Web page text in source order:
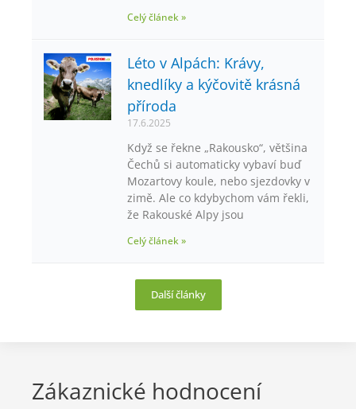
Celý článek »
Léto v Alpách: Krávy,
knedlíky a kýčovitě krásná
příroda
17.6.2025
Když se řekne „Rakousko“, většina
Čechů si automaticky vybaví buď
Mozartovy koule, nebo sjezdovky v
zimě. Ale co kdybychom vám řekli,
že Rakouské Alpy jsou
Celý článek »
Další články
Zákaznické hodnocení